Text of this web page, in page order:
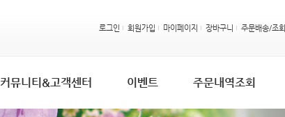
로그인 회원가입 마이페이지 장바구니 주문배송/조회
커뮤니티&고객센터 이벤트 주문내역조회